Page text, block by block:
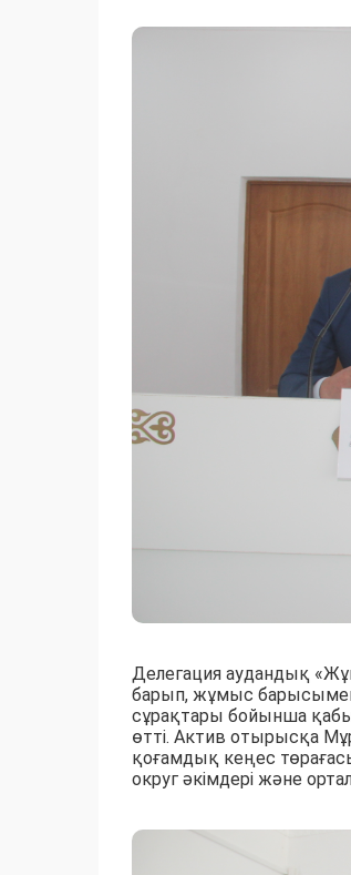
Делегация аудандық
барып, жұмыс барысымен
сұрақтары бойынша
өтті. Актив отырысқа
қоғамдық кеңес
округ әкімдері және